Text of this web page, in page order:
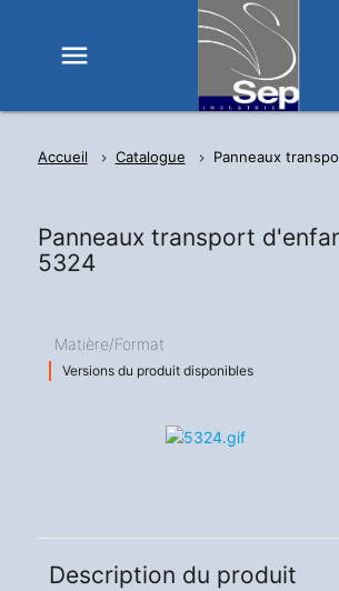
menu
Accueil Catalogue Panneaux
Panneaux transport
5324
Matière/Format
Versions du produit disponibles
Description du produit